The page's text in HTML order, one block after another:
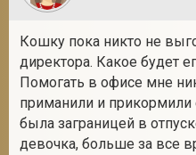
Кошку пока никто не
директора. Какое будет
Помогать в офисе мне
приманили и прикормили
была заграницей в
девочка, больше за все